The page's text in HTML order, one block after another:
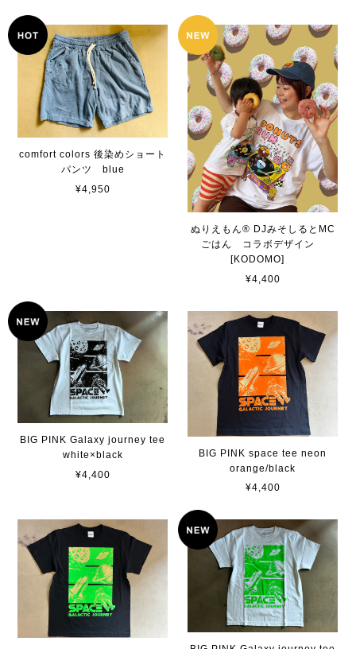
comfort colors 後染めショート
パンツ blue
¥4,950
ぬりえもん®︎ DJみそしるとMC
ごはん コラボデザイン
[KODOMO]
¥4,400
BIG PINK Galaxy journey tee
white×black
¥4,400
BIG PINK space tee neon
orange/black
¥4,400